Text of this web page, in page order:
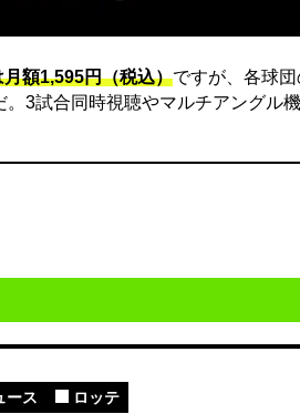
額1,595円（税込）ですが、各球
3試合同時視聴やマルチアングル
ース ロッテ